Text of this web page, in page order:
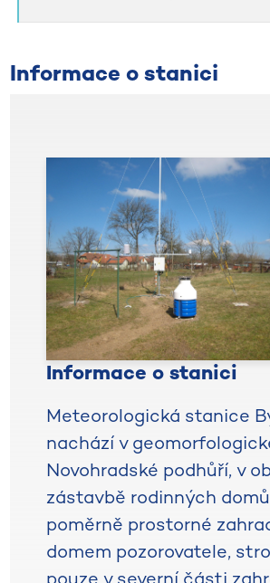
Informace o stanici
Informace o stanici
Meteorologická stanice
nachází v
Novohradské podhůří, v
zástavbě rodinných
poměrně prostorné
domem pozorovatele,